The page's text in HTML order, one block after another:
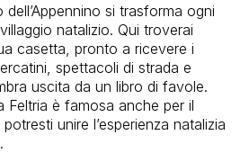
si trasforma ogni
natalizio. Qui troverai
casetta, pronto a ricevere i
spettacoli di strada e
uscita da un libro di favole.
Feltria è famosa anche per il
unire l’esperienza natalizia